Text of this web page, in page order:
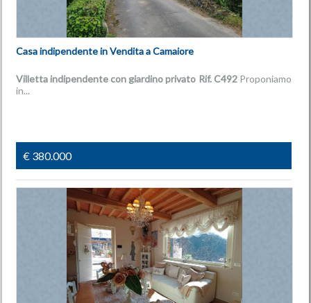
Casa indipendente in Vendita a Camaiore
Villetta indipendente con giardino privato Rif. C492Proponiamo
in...
€ 380.000